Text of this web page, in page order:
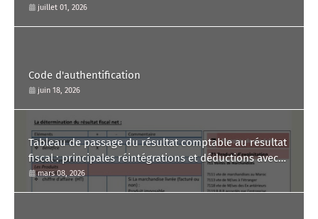
juillet 01, 2026
Code d'authentification
juin 18, 2026
Tableau de passage du résultat comptable au résultat
fiscal : principales réintégrations et déductions avec
commentaire.
mars 08, 2026